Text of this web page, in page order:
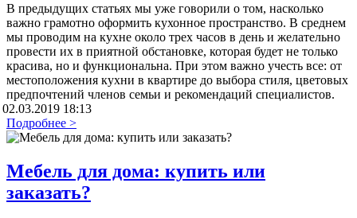
В предыдущих статьях мы уже говорили о том, насколько
важно грамотно оформить кухонное пространство. В среднем
мы проводим на кухне около трех часов в день и желательно
провести их в приятной обстановке, которая будет не только
красива, но и функциональна. При этом важно учесть все: от
местоположения кухни в квартире до выбора стиля, цветовых
предпочтений членов семьи и рекомендаций специалистов.
02.03.2019 18:13
Подробнее >
Мебель для дома: купить или
заказать?